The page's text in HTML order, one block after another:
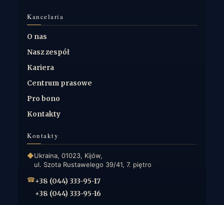
Kancelaria
O nas
Nasz zespół
Kariera
Centrum prasowe
Pro bono
Kontakty
Kontakty
◆Ukraina, 01023, Kijów,
ul. Szota Rustawelego 39/41, 7. piętro
☎+38 (044) 333-95-17
+38 (044) 333-95-16